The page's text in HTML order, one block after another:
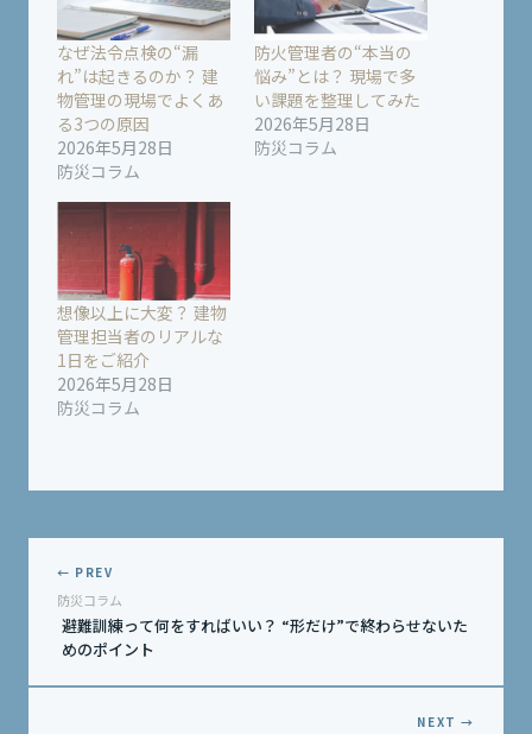
なぜ法令点検の“漏
れ”は起きるのか？ 建
物管理の現場でよくあ
る3つの原因
2026年5月28日
防災コラム
防火管理者の“本当の
悩み”とは？ 現場で多
い課題を整理してみた
2026年5月28日
防災コラム
想像以上に大変？ 建物
管理担当者のリアルな
1日をご紹介
2026年5月28日
防災コラム
← PREV
防災コラム
避難訓練って何をすればいい？ “形だけ”で終わらせないた
めのポイント
NEXT →